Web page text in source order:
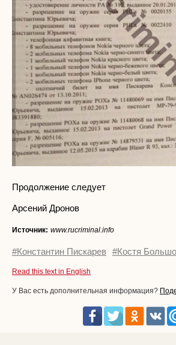
Продолжение следует
Арсений Дронов
Источник: www.rucriminal.info
#Константин Пискарев #Костя
Read this text in English
У Вас есть дополнительная информация?